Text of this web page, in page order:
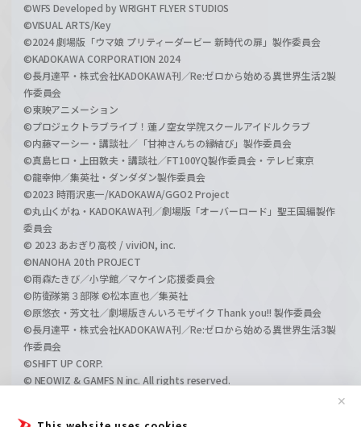
✕
©WFS Developed by WRIGHT FLYER STUDIOS
©VISUAL ARTS/Key
©2024 劇場版「ウマ娘 プリティーダービー 新時代の扉」製作委員会
©KADOKAWA CORPORATION 2024
©長月達平・株式会社KADOKAWA刊／Re:ゼロから始める異世界生活2製
作委員会
©東映アニメーション
©プロジェクトラブライブ！蓮ノ空女学院スクールアイドルクラブ
©内藤マーシー・講談社／「甘神さんちの縁結び」製作委員会
©真島ヒロ・上田敦夫・講談社／FT100YQ製作委員会・テレビ東京
©龍幸伸／集英社・ダンダダン製作委員会
©2023 時雨沢恵一/KADOKAWA/GGO2 Project
©丸山くがね・KADOKAWA刊／劇場版「オーバーロード」聖王国編製作
委員会
© 2023 あおぎり高校 / viviON, inc.
©NANOHA 20th PROJECT
©雨森たきび／小学館／マケイン応援委員会
©防衛隊第３部隊 ©松本直也／集英社
©原悠衣・芳文社／劇場版きんいろモザイク Thank you!! 製作委員会
©長月達平・株式会社KADOKAWA刊／Re:ゼロから始める異世界生活3製
作委員会
©SHIFT UP CORP.
© NEOWIZ & GAMFS N inc. All rights reserved.